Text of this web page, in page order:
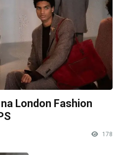
London Fashion
178